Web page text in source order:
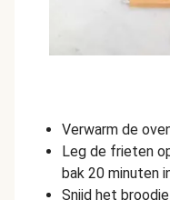
Verwarm de
Leg de frieten
bak 20 minuten
Snijd het